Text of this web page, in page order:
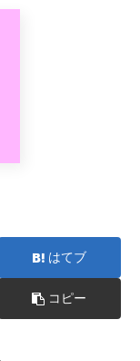
はてブ
コピー